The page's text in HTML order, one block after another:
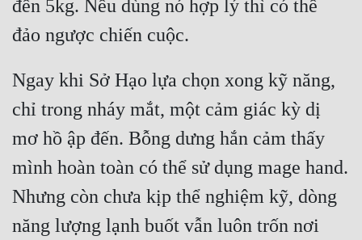
đến 5kg. Nếu dùng nó hợp lý thì có thể
Ngay khi Sở Hạo lựa chọn xong kỹ năng,
chỉ trong nháy mắt, một cảm giác kỳ dị
mơ hồ ập đến. Bỗng dưng hắn cảm thấy
mình hoàn toàn có thể sử dụng mage hand.
Nhưng còn chưa kịp thể nghiệm kỹ, dòng
năng lượng lạnh buốt vẫn luôn trốn nơi